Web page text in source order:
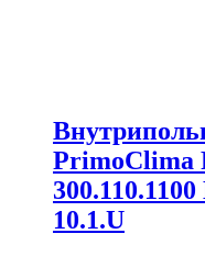
PrimoClima
10.1.U